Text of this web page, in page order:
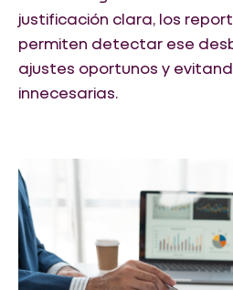
justificación clara, los
permiten detectar ese
ajustes oportunos y
innecesarias.